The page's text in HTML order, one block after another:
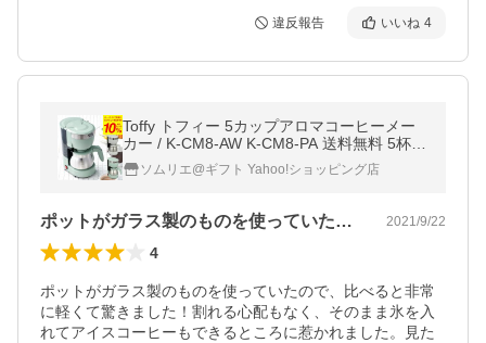
違反報告 いいね 4
Toffy トフィー 5カップアロマコーヒーメー
カー / K-CM8-AW K-CM8-PA 送料無料 5杯分
蒸らし機能搭載 保温消し忘れ防止機能付
ソムリエ@ギフト Yahoo!ショッピング店
ポットがガラス製のものを使っていたので… 2021/9/22
4
ポットがガラス製のものを使っていたので、比べると非常
に軽くて驚きました！割れる心配もなく、そのまま氷を入
れてアイスコーヒーもできるところに惹かれました。見た